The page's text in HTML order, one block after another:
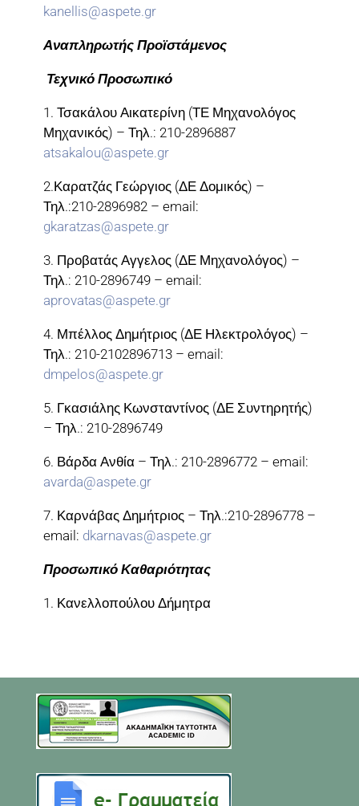
kanellis@aspete.gr
Αναπληρωτής Προϊστάμενος
Τεχνικό Προσωπικό
1. Τσακάλου Αικατερίνη (ΤΕ Μηχανολόγος
Μηχανικός) – Τηλ.: 210-2896887
atsakalou@aspete.gr
2.Καρατζάς Γεώργιος (ΔΕ Δομικός) –
Τηλ.:210-2896982 – email:
gkaratzas@aspete.gr
3. Προβατάς Αγγελος (ΔΕ Μηχανολόγος) –
Τηλ.: 210-2896749 – email:
aprovatas@aspete.gr
4. Μπέλλος Δημήτριος (ΔΕ Ηλεκτρολόγος) –
Τηλ.: 210-2102896713 – email:
dmpelos@aspete.gr
5. Γκασιάλης Κωνσταντίνος (ΔΕ Συντηρητής)
– Τηλ.: 210-2896749
6. Βάρδα Ανθία – Τηλ.: 210-2896772 – email:
avarda@aspete.gr
7. Καρνάβας Δημήτριος – Τηλ.:210-2896778 –
email: dkarnavas@aspete.gr
Προσωπικό Καθαριότητας
1. Κανελλοπούλου Δήμητρα